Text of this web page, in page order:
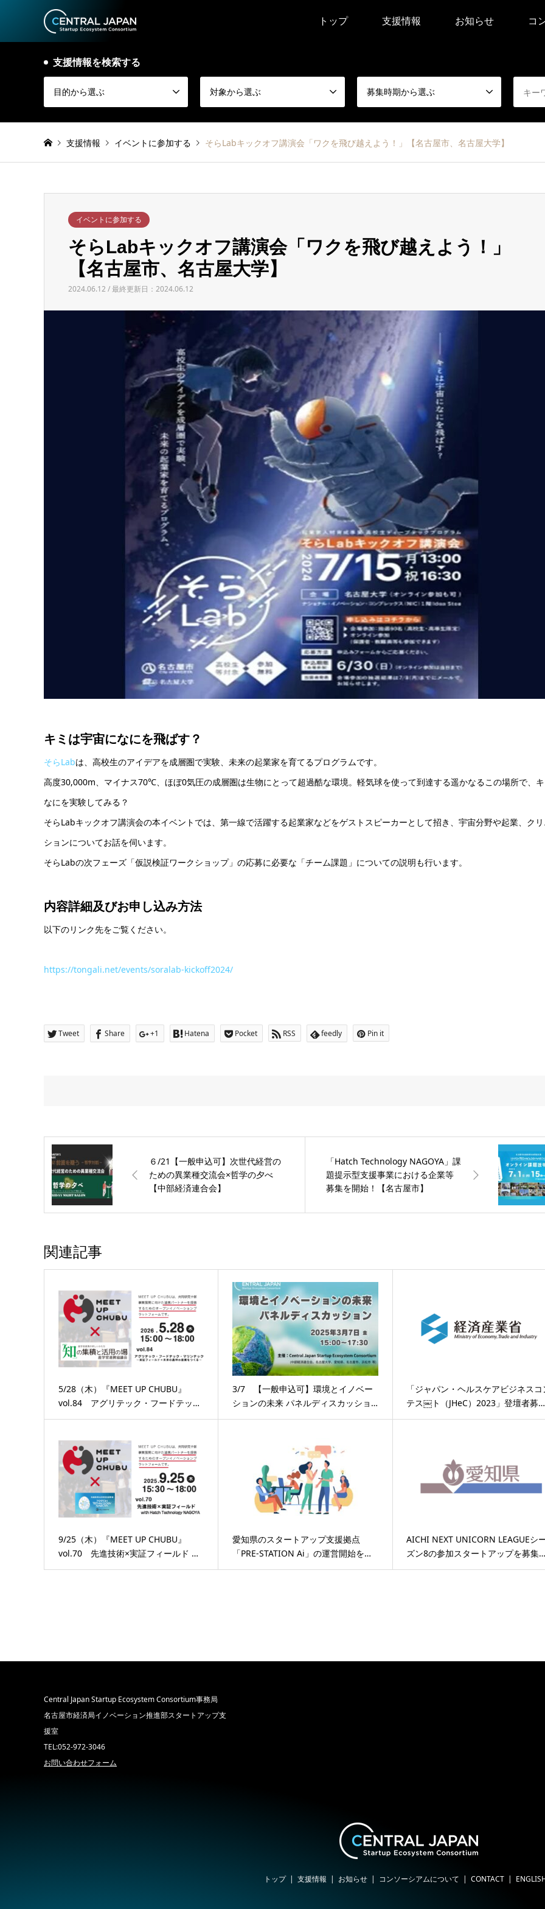
トップ 支援情報 お知らせ コ
支援情報を検索する
目的から選ぶ 対象から選ぶ 募集時期から選ぶ
支援情報 イベントに参加する そらLabキックオフ講演会「ワクを飛び越えよう！」【名古屋市、名古屋大学】
イベントに参加する
そらLabキックオフ講演会「ワクを飛び越えよう！」
【名古屋市、名古屋大学】
2024.06.12 / 最終更新日：2024.06.12
キミは宇宙になにを飛ばす？
そらLabは、高校生のアイデアを成層圏で実験、未来の起業家を育てるプログラムです。
高度30,000m、マイナス70℃、ほぼ0気圧の成層圏は生物にとって超過酷な環境。軽気球を使って到達する遥かなるこの場所で、
なにを実験してみる？
そらLabキックオフ講演会の本イベントでは、第一線で活躍する起業家などをゲストスピーカーとして招き、宇宙分野や起業、ク
ションについてお話を伺います。
そらLabの次フェーズ「仮説検証ワークショップ」の応募に必要な「チーム課題」についての説明も行います。
内容詳細及びお申し込み方法
以下のリンク先をご覧ください。
https://tongali.net/events/soralab-kickoff2024/
Tweet Share +1 Hatena Pocket RSS feedly Pin it
６/21【一般申込可】次世代経営の
ための異業種交流会×哲学の夕べ
【中部経済連合会】
「Hatch Technology NAGOYA」課
題提示型支援事業における企業等
募集を開始！【名古屋市】
関連記事
5/28（木）『MEET UP CHUBU』
vol.84 アグリテック・フードテッ…
3/7 【一般申込可】環境とイノベー
ションの未来 パネルディスカッショ…
「ジャパン・ヘルスケアビジネス
テス￼ト（JHeC）2023」登壇者募…
9/25（木）『MEET UP CHUBU』
vol.70 先進技術×実証フィールド …
愛知県のスタートアップ支援拠点
「PRE-STATION Ai」の運営開始を…
AICHI NEXT UNICORN LEAGUEシ
ズン8の参加スタートアップを募集
Central Japan Startup Ecosystem Consortium事務局
名古屋市経済局イノベーション推進部スタートアップ支
援室
TEL:052-972-3046
お問い合わせフォーム
トップ 支援情報 お知らせ コンソーシアムについて CONTACT